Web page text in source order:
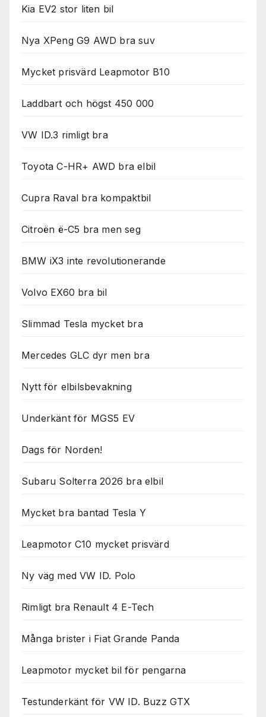
Kia EV2 stor liten bil
Nya XPeng G9 AWD bra suv
Mycket prisvärd Leapmotor B10
Laddbart och högst 450 000
VW ID.3 rimligt bra
Toyota C-HR+ AWD bra elbil
Cupra Raval bra kompaktbil
Citroën ë-C5 bra men seg
BMW iX3 inte revolutionerande
Volvo EX60 bra bil
Slimmad Tesla mycket bra
Mercedes GLC dyr men bra
Nytt för elbilsbevakning
Underkänt för MGS5 EV
Dags för Norden!
Subaru Solterra 2026 bra elbil
Mycket bra bantad Tesla Y
Leapmotor C10 mycket prisvärd
Ny väg med VW ID. Polo
Rimligt bra Renault 4 E-Tech
Många brister i Fiat Grande Panda
Leapmotor mycket bil för pengarna
Testunderkänt för VW ID. Buzz GTX